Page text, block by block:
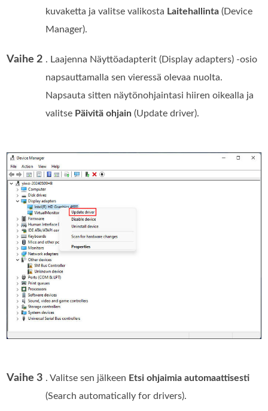
kuvaketta ja valitse valikosta Laitehallinta (Device
Manager).
Vaihe 2 . Laajenna Näyttöadapterit (Display adapters) -osio
napsauttamalla sen vieressä olevaa nuolta.
Napsauta sitten näytönohjaintasi hiiren oikealla ja
valitse Päivitä ohjain (Update driver).
Vaihe 3 . Valitse sen jälkeen Etsi ohjaimia automaattisesti
(Search automatically for drivers).